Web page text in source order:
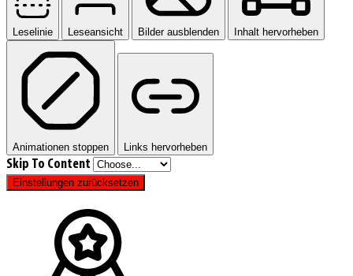
Leselinie Leseansicht Bilder ausblenden Inhalt hervorheben
Animationen stoppen Links hervorheben
Skip To Content
Einstellungen zurücksetzen